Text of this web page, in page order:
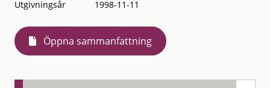
Utgivningsår
1998-11-11
Öppna sammanfattning